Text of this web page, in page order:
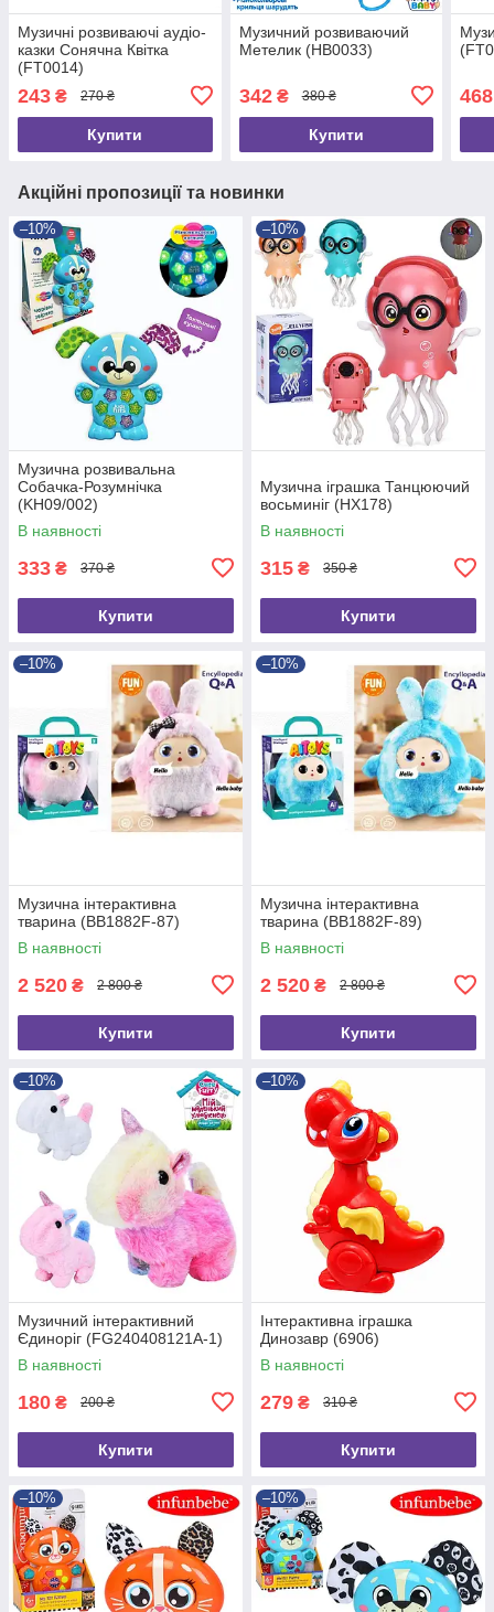
Музичні розвиваючі аудіо-
казки Сонячна Квітка
(FT0014)
243 ₴ 270 ₴
Купити
Музичний розвиваючий
Метелик (HB0033)
342₴ 380 ₴
Купити
468
Акційні пропозиції та новинки
–10%
Музична розвивальна
Собачка-Розумнічка
(KH09/002)
В наявності
333 ₴ 370 ₴
Купити
–10%
Музична іграшка Танцюючий
восьминіг (HX178)
В наявності
315 ₴ 350 ₴
Купити
–10%
Музична інтерактивна
тварина (BB1882F-87)
В наявності
2 520 ₴ 2 800 ₴
Купити
–10%
Музична інтерактивна
тварина (BB1882F-89)
В наявності
2 520 ₴ 2 800 ₴
Купити
–10%
Музичний інтерактивний
Єдиноріг (FG240408121A-1)
В наявності
180 ₴ 200 ₴
Купити
–10%
Інтерактивна іграшка
Динозавр (6906)
В наявності
279 ₴ 310 ₴
Купити
–10% –10%